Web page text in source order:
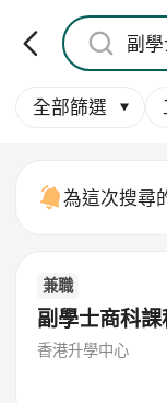
全部篩選
為這次搜尋
兼職
副學士商科課
香港升學中心